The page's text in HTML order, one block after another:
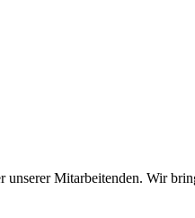
Mitarbeitenden. Wir